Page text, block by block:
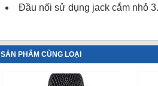
Đầu nối sử dụng jack cắm nhỏ
SẢN PHẨM CÙNG LOẠI